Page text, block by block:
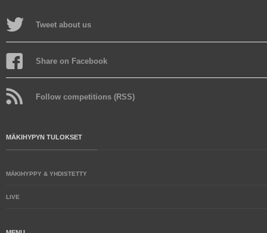
Tweet about us
Share on Facebook
Follow competitions (RSS)
MÄKIHYPYN TULOKSET
MÄKIHYPPY & YHDISTETTY
LIVE